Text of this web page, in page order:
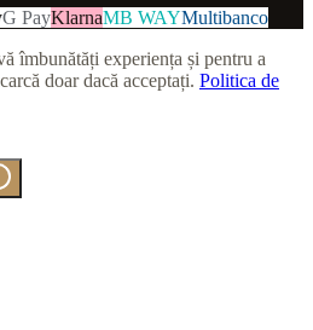
G PayKlarnaMB WAYMultibanco
îmbunătăți experiența și pentru a
doar dacă acceptați. Politica de